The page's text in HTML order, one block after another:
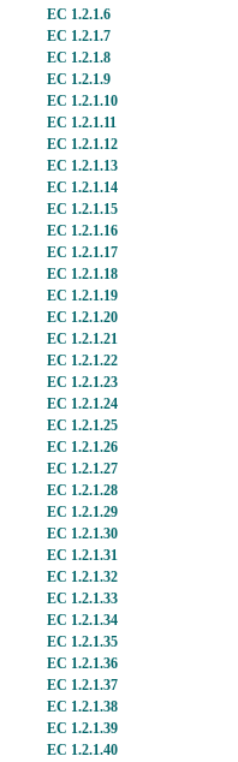
EC 1.2.1.6
EC 1.2.1.7
EC 1.2.1.8
EC 1.2.1.9
EC 1.2.1.10
EC 1.2.1.11
EC 1.2.1.12
EC 1.2.1.13
EC 1.2.1.14
EC 1.2.1.15
EC 1.2.1.16
EC 1.2.1.17
EC 1.2.1.18
EC 1.2.1.19
EC 1.2.1.20
EC 1.2.1.21
EC 1.2.1.22
EC 1.2.1.23
EC 1.2.1.24
EC 1.2.1.25
EC 1.2.1.26
EC 1.2.1.27
EC 1.2.1.28
EC 1.2.1.29
EC 1.2.1.30
EC 1.2.1.31
EC 1.2.1.32
EC 1.2.1.33
EC 1.2.1.34
EC 1.2.1.35
EC 1.2.1.36
EC 1.2.1.37
EC 1.2.1.38
EC 1.2.1.39
EC 1.2.1.40